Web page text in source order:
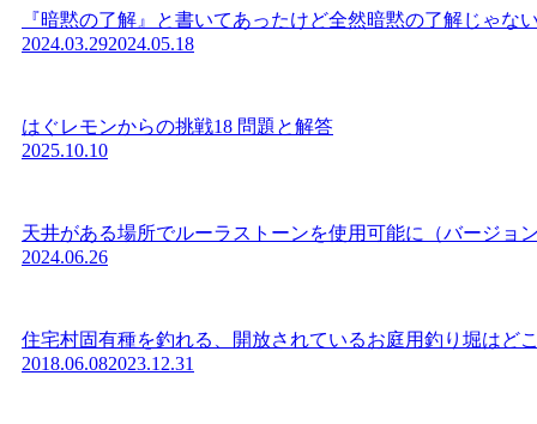
『暗黙の了解』と書いてあったけど全然暗黙の了解じゃな
2024.03.292024.05.18
はぐレモンからの挑戦18 問題と解答
2025.10.10
天井がある場所でルーラストーンを使用可能に（バージョ
2024.06.26
住宅村固有種を釣れる、開放されているお庭用釣り堀はど
2018.06.082023.12.31